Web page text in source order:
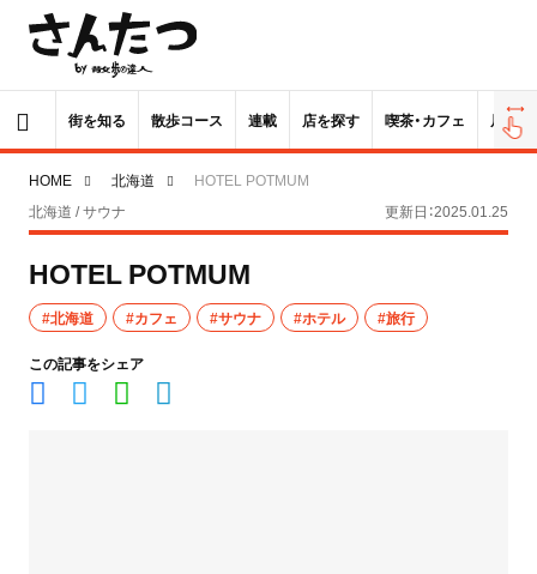
街を知る 散歩コース 連載 店を探す 喫茶・カフェ 居酒屋
HOME 北海道
HOTEL POTMUM
北海道 / サウナ
更新日：2025.01.25
HOTEL POTMUM
#北海道 #カフェ #サウナ #ホテル #旅行
この記事をシェア